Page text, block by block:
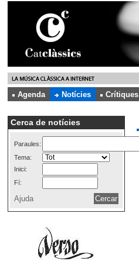
Agenda
Notícies Crítiques
Cerca de notícies
Paraules:
Tema:
Inici:
Fí:
Ajuda